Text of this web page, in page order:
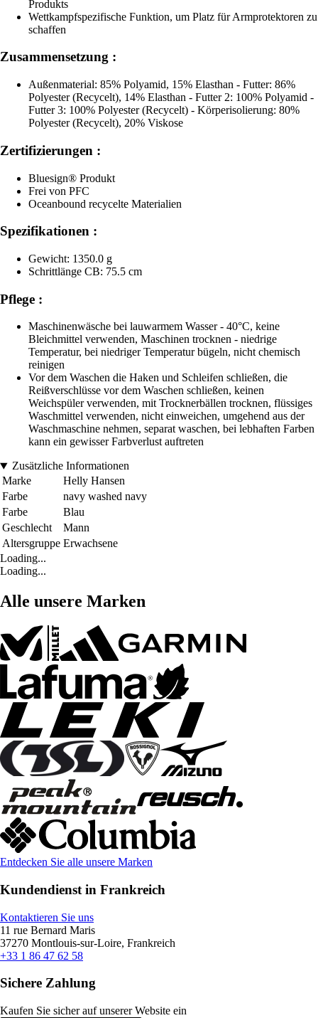
Produkts
Wettkampfspezifische Funktion, um Platz für Armprotektoren zu
schaffen
Zusammensetzung :
Außenmaterial: 85% Polyamid, 15% Elasthan - Futter: 86%
Polyester (Recycelt), 14% Elasthan - Futter 2: 100% Polyamid -
Futter 3: 100% Polyester (Recycelt) - Körperisolierung: 80%
Polyester (Recycelt), 20% Viskose
Zertifizierungen :
Bluesign® Produkt
Frei von PFC
Oceanbound recycelte Materialien
Spezifikationen :
Gewicht: 1350.0 g
Schrittlänge CB: 75.5 cm
Pflege :
Maschinenwäsche bei lauwarmem Wasser - 40°C, keine
Bleichmittel verwenden, Maschinen trocknen - niedrige
Temperatur, bei niedriger Temperatur bügeln, nicht chemisch
reinigen
Vor dem Waschen die Haken und Schleifen schließen, die
Reißverschlüsse vor dem Waschen schließen, keinen
Weichspüler verwenden, mit Trocknerbällen trocknen, flüssiges
Waschmittel verwenden, nicht einweichen, umgehend aus der
Waschmaschine nehmen, separat waschen, bei lebhaften Farben
kann ein gewisser Farbverlust auftreten
Zusätzliche Informationen
Marke
Helly Hansen
Farbe
navy washed navy
Farbe
Blau
Geschlecht
Mann
Altersgruppe Erwachsene
Loading...
Loading...
Alle unsere Marken
Entdecken Sie alle unsere Marken
Kundendienst in Frankreich
Kontaktieren Sie uns
11 rue Bernard Maris
37270 Montlouis-sur-Loire, Frankreich
+33 1 86 47 62 58
Sichere Zahlung
Kaufen Sie sicher auf unserer Website ein